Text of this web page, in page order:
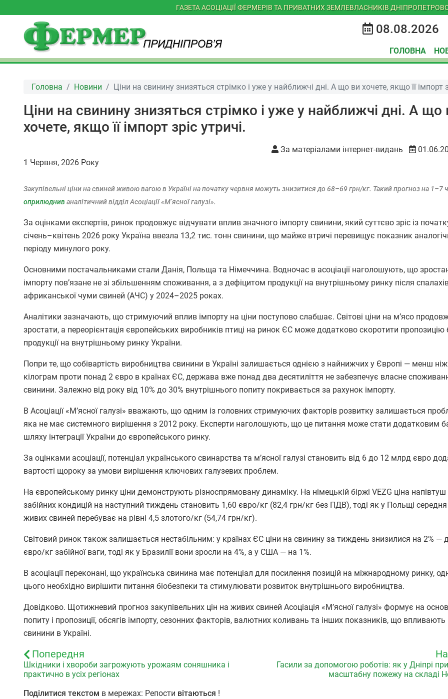
ГАЗЕТА АСОЦІАЦІЇ ФЕРМЕРІВ ТА ПРИВАТНИХ ЗЕМЛЕВЛАСНИКІВ
08.08.2026
ГОЛОВНА
Головна Новини Ціни на свинину знизяться стрімко і уже у найближчі дні. А що ви хочете, якщо її імпорт
Ціни на свинину знизяться стрімко і уже у найближчі дні. А що
хочете, якщо її імпорт зріс утричі.
За матеріалами інтернет-видань
1 Червня, 2026 Року
Закупівельні ціни на свиней живою вагою в Україні на початку червня можуть знизитися до 68–69 грн/кг. Такий прогноз на 1–7
оприлюднив аналітичний відділ Асоціації «М’ясної галузі».
За оцінками експертів, ринок продовжує відчувати вплив значного імпорту свинини, який суттєво зріс із
січень–квітень 2026 року Україна ввезла 13,2 тис. тонн свинини, що майже втричі перевищує показник
періоду минулого року.
Основними постачальниками стали Данія, Польща та Німеччина. Водночас в асоціації наголошують, що
імпорту пов’язане не зі збільшенням споживання, а з дефіцитом продукції на внутрішньому ринку після
африканської чуми свиней (АЧС) у 2024–2025 роках.
Аналітики зазначають, що стримуючий вплив імпорту на ціни поступово слабшає. Світові ціни на м’ясо
зростати, а переорієнтація європейських виробників птиці на ринок ЄС може додатково скоротити пропозицію
продукції на внутрішньому ринку України.
Попри те, що собівартість виробництва свинини в Україні залишається однією з найнижчих у Європі — менш
кілограм проти понад 2 євро в країнах ЄС, держава вже понад два десятиліття не забезпечує власне
свинини. Залежно від року від 10% до 30% внутрішнього попиту покривається за рахунок імпорту.
В Асоціації «М’ясної галузі» вважають, що одним із головних стримуючих факторів розвитку залишається
яка не має системного вирішення з 2012 року. Експерти наголошують, що це питання може стати додатковим
шляху інтеграції України до європейського ринку.
За оцінками асоціації, потенціал українського свинарства та м’ясної галузі становить від 6 до 12 млрд євро
вартості щороку за умови вирішення ключових галузевих проблем.
На європейському ринку ціни демонструють різноспрямовану динаміку. На німецькій біржі VEZG ціна напівтуш
забійних кондицій на наступний тиждень становить 1,60 євро/кг (82,4 грн/кг без ПДВ), тоді як у Польщі середня
живих свиней перебуває на рівні 4,5 злотого/кг (54,74 грн/кг).
Світовий ринок також залишається нестабільним: у країнах ЄС ціни на свинину за тиждень знизилися на 2% —
євро/кг забійної ваги, тоді як у Бразилії вони зросли на 4%, а у США — на 1%.
В асоціації переконані, що українська свинина має потенціал для посилення позицій на міжнародному ринку,
цього необхідно вирішити питання біобезпеки та стимулювати розвиток внутрішнього виробництва.
Довідково. Щотижневий прогноз закупівельних цін на живих свиней Асоціація «М’ясної галузі» формує на
попиту і пропозиції, обсягів імпорту, сезонних факторів, валютних коливань та інших показників, що
свинини в Україні.
Попередня
Шкідники і хвороби загрожують урожаям соняшника і
практично в усіх регіонах
Гасили за допомогою роботів: як у Дніпрі
масштабну пожежу на складі
Поділитися текстом в мережах: Репости вітаються !